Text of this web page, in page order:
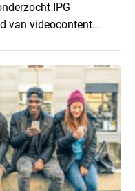
IPG
van videocontent
tech officer Menno